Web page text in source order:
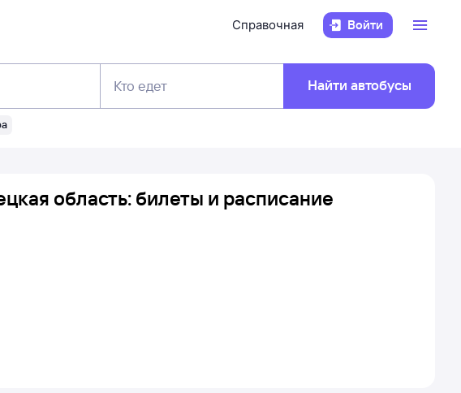
Справочная Войти
Кто едет Найти автобусы
область: билеты и расписание